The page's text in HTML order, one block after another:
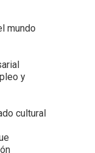
mundo
y
cultural